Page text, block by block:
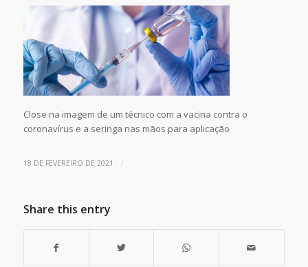
Close na imagem de um técnico com a vacina contra o
coronavírus e a seringa nas mãos para aplicação
18 DE FEVEREIRO DE 2021 /
Share this entry